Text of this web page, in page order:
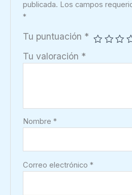
publicada. Los campos
*
Tu puntuación *
Tu valoración *
Nombre*
Correo electrónico*